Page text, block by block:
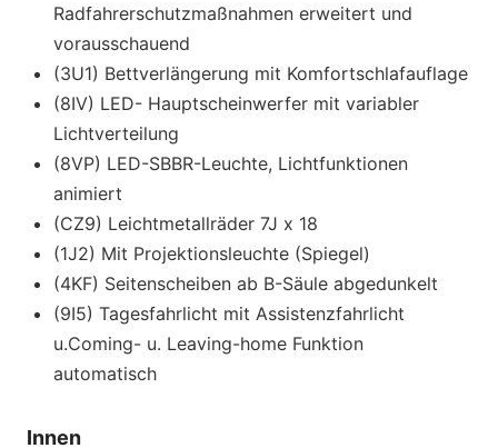
Radfahrerschutzmaßnahmen erweitert und
vorausschauend
(3U1) Bettverlängerung mit Komfortschlafauflage
(8IV) LED- Hauptscheinwerfer mit variabler
Lichtverteilung
(8VP) LED-SBBR-Leuchte, Lichtfunktionen
animiert
(CZ9) Leichtmetallräder 7J x 18
(1J2) Mit Projektionsleuchte (Spiegel)
(4KF) Seitenscheiben ab B-Säule abgedunkelt
(9I5) Tagesfahrlicht mit Assistenzfahrlicht
u.Coming- u. Leaving-home Funktion
automatisch
Innen